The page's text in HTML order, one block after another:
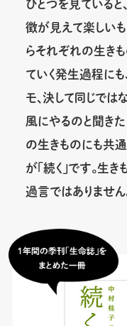
ひとつを見ている
徴が見えて楽しい
らそれぞれの生き
ていく発生過程にも
モ、決して同じでは
風にやるのと聞きた
の生きものにも共
が「続く」です。生
過言ではありません